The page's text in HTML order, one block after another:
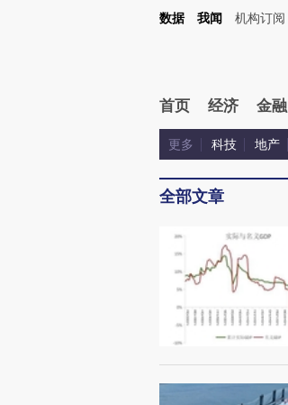
数据 我闻 机构订阅
首页 经济 金融
更多 科技 地产
全部文章